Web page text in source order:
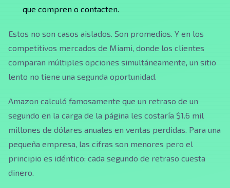
que compren o contacten.
Estos no son casos aislados. Son promedios. Y en los
competitivos mercados de Miami, donde los clientes
comparan múltiples opciones simultáneamente, un sitio
lento no tiene una segunda oportunidad.
Amazon calculó famosamente que un retraso de un
segundo en la carga de la página les costaría $1.6 mil
millones de dólares anuales en ventas perdidas. Para una
pequeña empresa, las cifras son menores pero el
principio es idéntico: cada segundo de retraso cuesta
dinero.